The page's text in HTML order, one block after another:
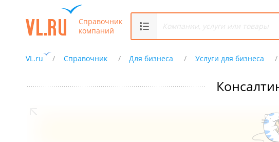
Справочник
компаний
VL.ru Справочник Для бизнеса Услуги для бизнеса